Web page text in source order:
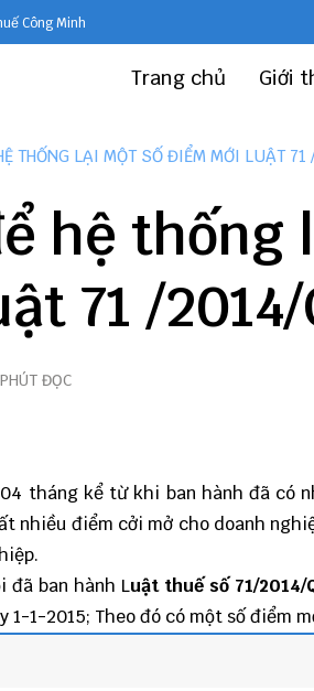
Công Minh
Trang chủ Giới
THỐNG LẠI MỘT SỐ ĐIỂM MỚI LUẬT 71
hệ
71 /2014/
ĐỌC
04 tháng kể từ khi ban hành đã
nhiều điểm cởi mở cho doanh
đã ban hành Luật thuế số 71/2014/
1-2015; Theo đó có một số điểm